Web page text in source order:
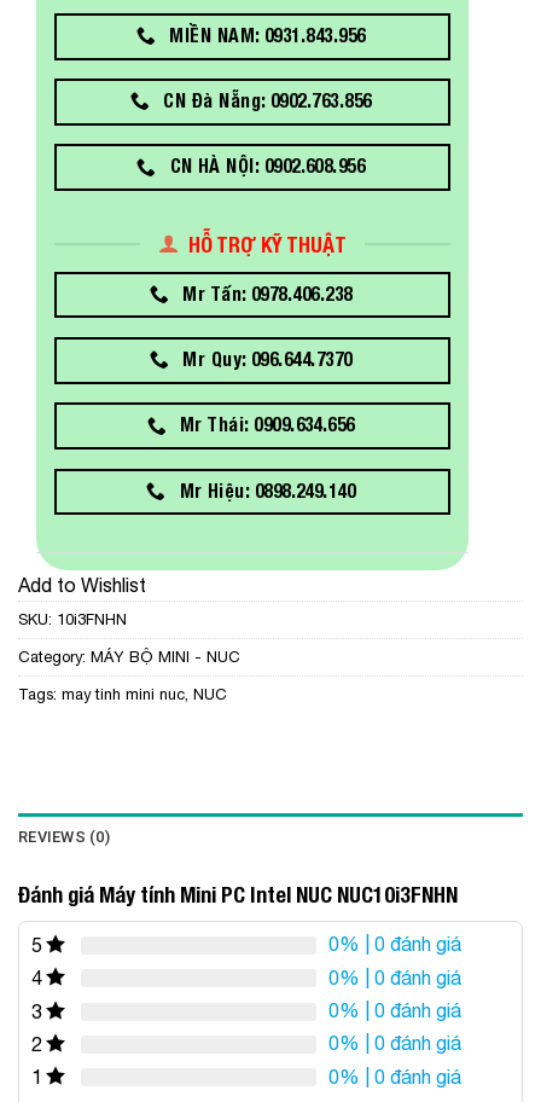
MIỀN NAM: 0931.843.956
CN Đà Nẵng: 0902.763.856
CN HÀ NỘI: 0902.608.956
HỖ TRỢ KỸ THUẬT
Mr Tấn: 0978.406.238
Mr Quy: 096.644.7370
Mr Thái: 0909.634.656
Mr Hiệu: 0898.249.140
Add to Wishlist
SKU: 10i3FNHN
Category: MÁY BỘ MINI - NUC
Tags: may tinh mini nuc NUC
REVIEWS (0)
Đánh giá Máy tính Mini PC Intel NUC NUC10i3FNHN
5 0% | 0 đánh giá
4
0% | 0 đánh giá
3
0% | 0 đánh giá
2
0% | 0 đánh giá
1
0% | 0 đánh giá